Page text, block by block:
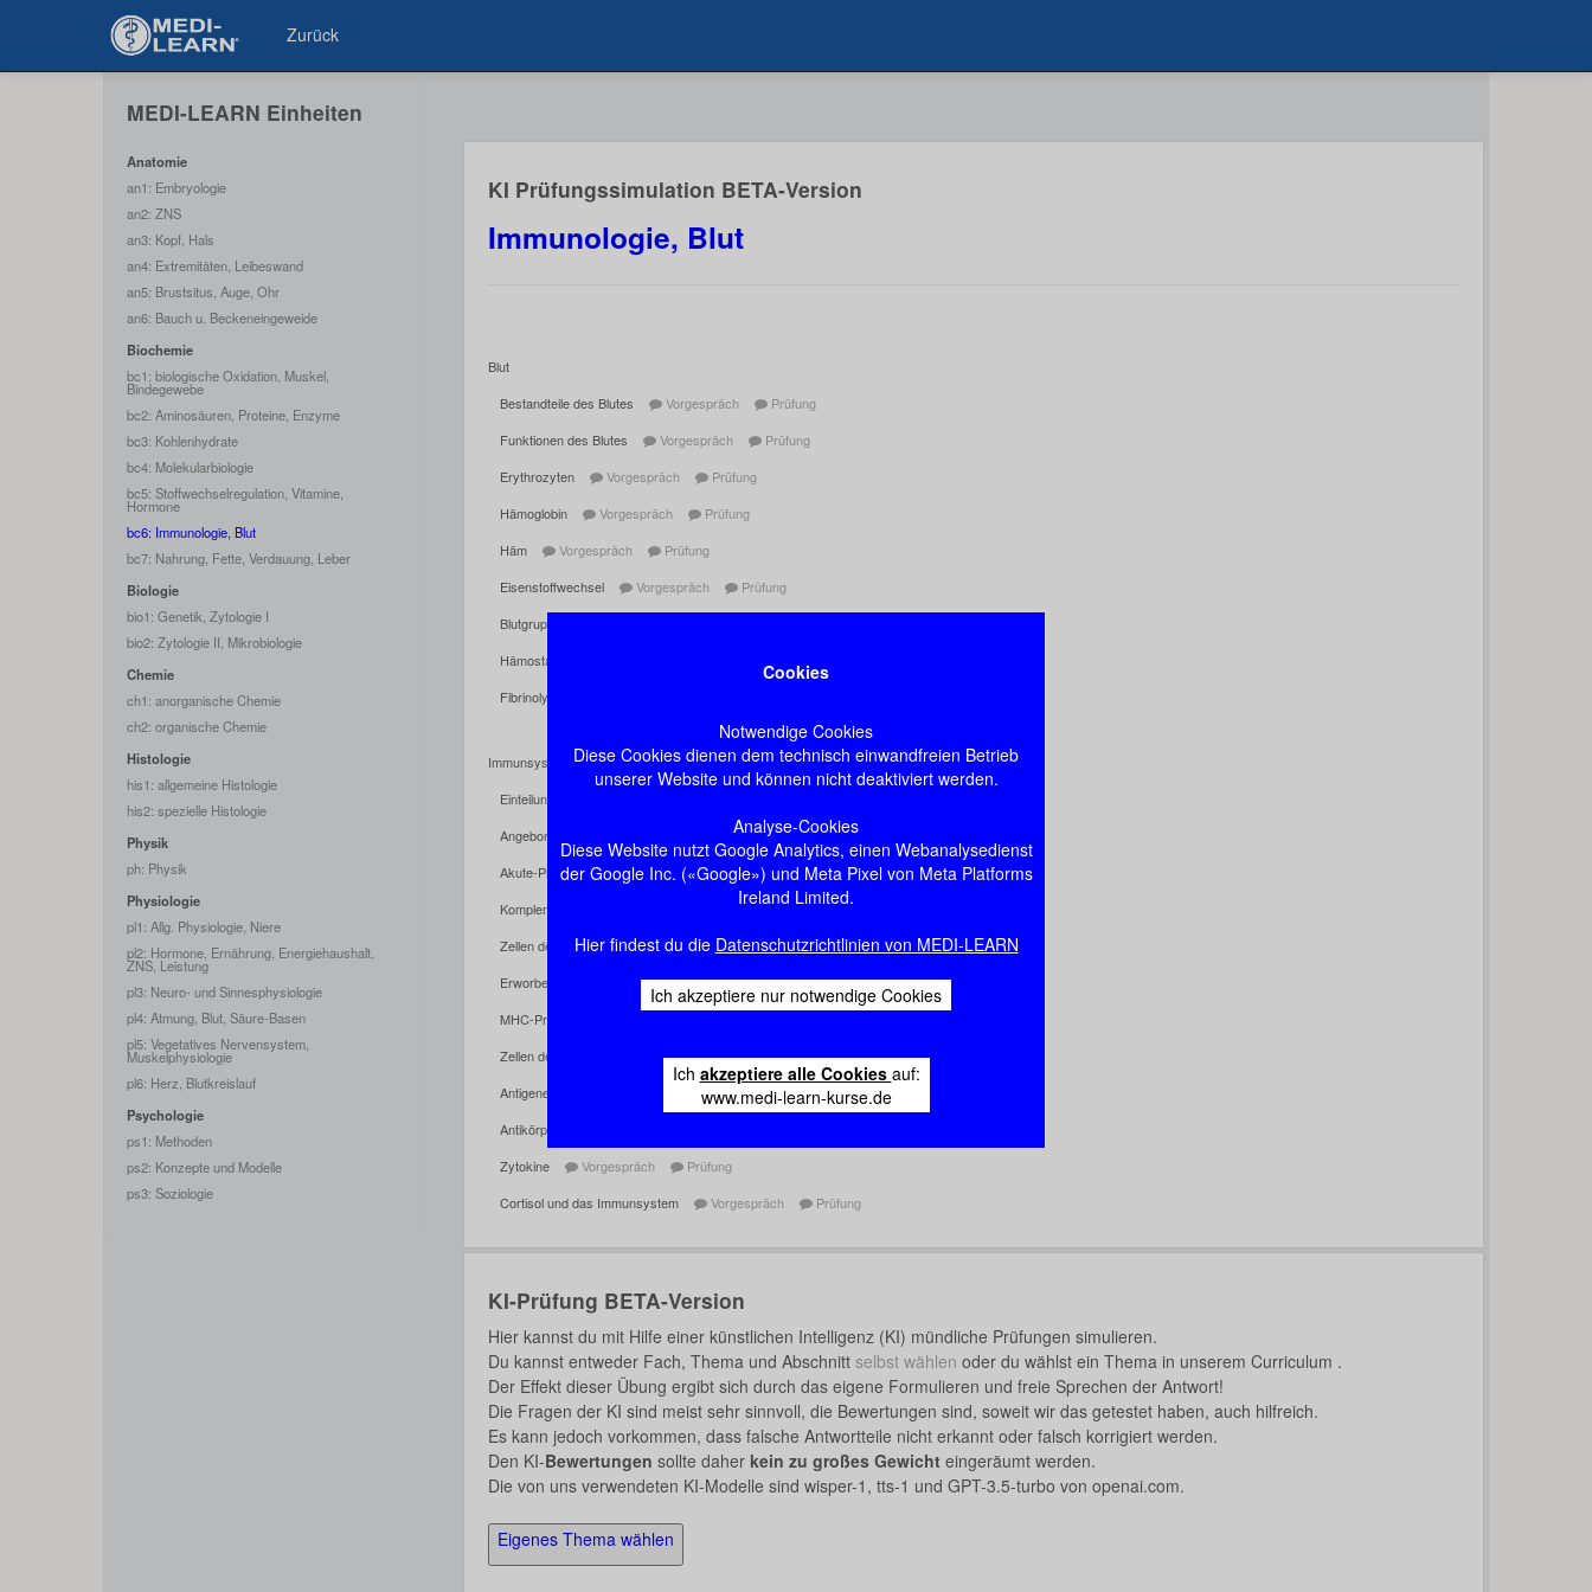
Cookies
Notwendige Cookies
Diese Cookies dienen dem technisch einwandfreien Betrieb
unserer Website und können nicht deaktiviert werden.
Analyse-Cookies
Diese Website nutzt Google Analytics, einen Webanalysedienst
der Google Inc. («Google») und Meta Pixel von Meta Platforms
Ireland Limited.
Hier findest du die Datenschutzrichtlinien von MEDI-LEARN
Ich akzeptiere nur notwendige Cookies
Ich akzeptiere alle Cookies auf:
www.medi-learn-kurse.de
Zurück
MEDI-LEARN Einheiten
Anatomie
an1: Embryologie
an2: ZNS
an3: Kopf, Hals
an4: Extremitäten, Leibeswand
an5: Brustsitus, Auge, Ohr
an6: Bauch u. Beckeneingeweide
Biochemie
bc1: biologische Oxidation, Muskel,
Bindegewebe
bc2: Aminosäuren, Proteine, Enzyme
bc3: Kohlenhydrate
bc4: Molekularbiologie
bc5: Stoffwechselregulation, Vitamine,
Hormone
bc6: Immunologie, Blut
bc7: Nahrung, Fette, Verdauung, Leber
Biologie
bio1: Genetik, Zytologie I
bio2: Zytologie II, Mikrobiologie
Chemie
ch1: anorganische Chemie
ch2: organische Chemie
Histologie
his1: allgemeine Histologie
his2: spezielle Histologie
Physik
ph: Physik
Physiologie
pl1: Allg. Physiologie, Niere
pl2: Hormone, Ernährung, Energiehaushalt,
ZNS, Leistung
pl3: Neuro- und Sinnesphysiologie
pl4: Atmung, Blut, Säure-Basen
pl5: Vegetatives Nervensystem,
Muskelphysiologie
pl6: Herz, Blutkreislauf
Psychologie
ps1: Methoden
ps2: Konzepte und Modelle
ps3: Soziologie
KI Prüfungssimulation BETA-Version
Immunologie, Blut
Blut
Bestandteile des Blutes
Vorgespräch
Prüfung
Funktionen des Blutes
Vorgespräch
Prüfung
Erythrozyten
Vorgespräch
Prüfung
Hämoglobin
Vorgespräch
Prüfung
Häm
Vorgespräch
Prüfung
Eisenstoffwechsel
Vorgespräch
Prüfung
Blutgruppen
Hämostase (Blutstillung und Blutgerinnung)
Fibrinolyse
Immunsystem
Einteilung und Organe
Angeborene Immunmechanismen
Vorgespräch
Prüfung
Akute-Phase-Proteine
Vorgespräch
Prüfung
Komplementsystem
Prüfung
Zellen des angeborenen Immunsystems
Vorgespräch
Prüfung
Erworbene Immunmechanismen
Vorgespräch
Prüfung
MHC-Proteine
Zellen des erworbenen Immunsystems
Vorgespräch
Prüfung
Antigene
Prüfung
Antikörper
Zytokine
Vorgespräch
Prüfung
Cortisol und das Immunsystem
Vorgespräch Prüfung
KI-Prüfung BETA-Version
Hier kannst du mit Hilfe einer künstlichen Intelligenz (KI) mündliche Prüfungen simulieren.
Du kannst entweder Fach, Thema und Abschnitt selbst wählen oder du wählst ein Thema in unserem Curriculum .
Der Effekt dieser Übung ergibt sich durch das eigene Formulieren und freie Sprechen der Antwort!
Die Fragen der KI sind meist sehr sinnvoll, die Bewertungen sind, soweit wir das getestet haben, auch hilfreich.
Es kann jedoch vorkommen, dass falsche Antwortteile nicht erkannt oder falsch korrigiert werden.
Den KI-Bewertungen sollte daher kein zu großes Gewicht eingeräumt werden.
Die von uns verwendeten KI-Modelle sind wisper-1, tts-1 und GPT-3.5-turbo von openai.com.
Eigenes Thema wählen